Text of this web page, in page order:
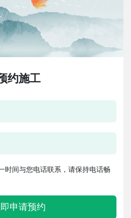
约施工
时间与您电话联系，请保持电话畅
申请预约